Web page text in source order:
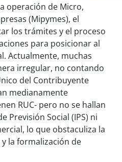
operación de Micro,
(Mipymes), el
los trámites y el proceso
para posicionar al
Actualmente, muchas
irregular, no contando
del Contribuyente
medianamente
RUC- pero no se hallan
Previsión Social (IPS) ni
lo que obstaculiza la
la formalización de